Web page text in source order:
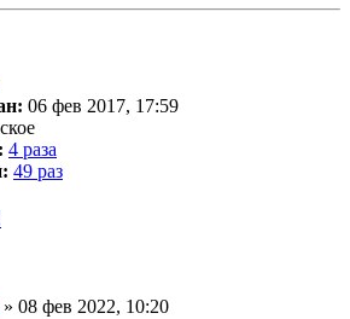
06 фев 2017, 17:59
4 раза
49 раз
» 08 фев 2022, 10:20